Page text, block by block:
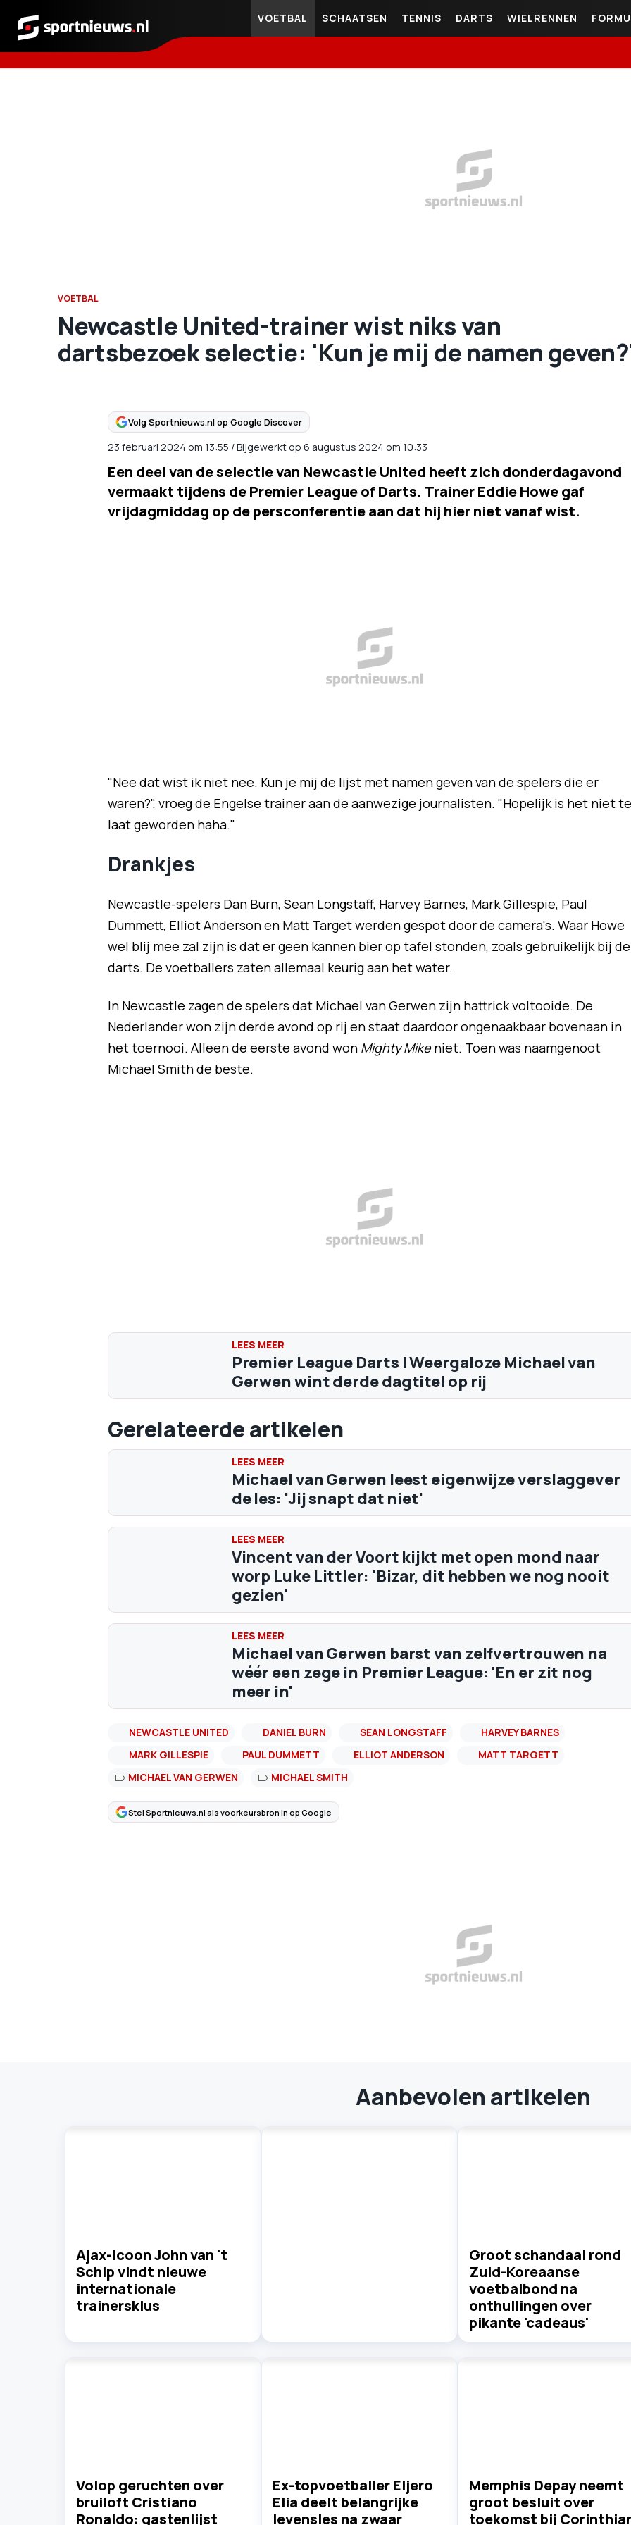
Sportnieuws.nl
VOETBAL SCHAATSEN TENNIS DARTS WIELRENNEN
VOETBAL
Newcastle United-trainer wist niks van
dartsbezoek selectie: 'Kun je mij de namen
Volg Sportnieuws.nl op Google Discover
23 februari 2024 om 13:55 /Bijgewerkt op 6 augustus 2024 om 10:33
Een deel van de selectie van Newcastle United heeft zich donderdagavond
vermaakt tijdens de Premier League of Darts. Trainer Eddie Howe gaf
vrijdagmiddag op de persconferentie aan dat hij hier niet vanaf wist.
"Nee dat wist ik niet nee. Kun je mij de lijst met namen geven van de spelers die er
waren?", vroeg de Engelse trainer aan de aanwezige journalisten. "Hopelijk is het niet te
laat geworden haha."
Drankjes
Newcastle-spelers Dan Burn, Sean Longstaff, Harvey Barnes, Mark Gillespie, Paul
Dummett, Elliot Anderson en Matt Target werden gespot door de camera's. Waar Howe
wel blij mee zal zijn is dat er geen kannen bier op tafel stonden, zoals gebruikelijk bij de
darts. De voetballers zaten allemaal keurig aan het water.
In Newcastle zagen de spelers dat Michael van Gerwen zijn hattrick voltooide. De
Nederlander won zijn derde avond op rij en staat daardoor ongenaakbaar bovenaan in
het toernooi. Alleen de eerste avond won Mighty Mikeniet. Toen was naamgenoot
Michael Smith de beste.
Premier League Darts | Weergaloze Michael van
Gerwen wint derde dagtitel op rij
Gerelateerde artikelen
Michael van Gerwen leest eigenwijze verslaggever
de les: 'Jij snapt dat niet'
Vincent van der Voort kijkt met open mond naar
worp Luke Littler: 'Bizar, dit hebben we nog nooit
gezien'
Michael van Gerwen barst van zelfvertrouwen na
wéér een zege in Premier League: 'En er zit nog
meer in'
NEWCASTLE UNITED DANIEL BURN SEAN LONGSTAFF
HARVEY BARNES
MARK GILLESPIE
PAUL DUMMETT ELLIOT ANDERSON
MATT TARGETT
MICHAEL VAN GERWEN
MICHAEL SMITH
Stel Sportnieuws.nl als voorkeursbron in op Google
Aanbevolen artikelen
Ajax-icoon John van 't
Schip vindt nieuwe
internationale
trainersklus
Groot schandaal rond
Zuid-Koreaanse
voetbalbond na
onthullingen over
pikante 'cadeaus'
Volop geruchten over
bruiloft Cristiano
Ronaldo: gastenlijst
Ex-topvoetballer Eljero
Elia deelt belangrijke
levensles na zwaar
Memphis Depay neemt
groot besluit over
toekomst bij